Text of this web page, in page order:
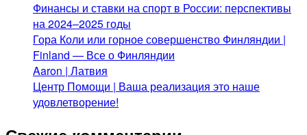
Финансы и ставки на спорт в России: перспективы
на 2024–2025 годы
Гора Коли или горное совершенство Финляндии |
Finland — Все о Финляндии
Aaron | Латвия
Центр Помощи | Ваша реализация это наше
удовлетворение!